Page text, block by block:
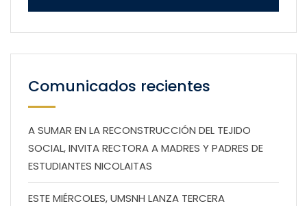
Comunicados recientes
A SUMAR EN LA RECONSTRUCCIÓN DEL TEJIDO
SOCIAL, INVITA RECTORA A MADRES Y PADRES DE
ESTUDIANTES NICOLAITAS
ESTE MIÉRCOLES, UMSNH LANZA TERCERA